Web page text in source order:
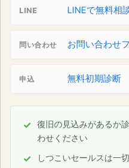
LINE LINEで無料相
問い合わせ お問い合わせ
申込 無料初期診断
復旧の見込みがあるか
わせください
しつこいセールスは一